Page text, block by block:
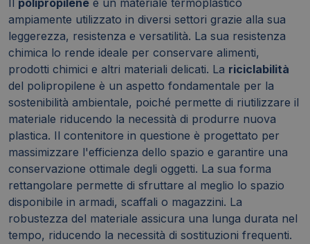
ampiamente utilizzato in diversi settori grazie alla sua
leggerezza, resistenza e versatilità. La sua resistenza
chimica lo rende ideale per conservare alimenti,
prodotti chimici e altri materiali delicati. La riciclabilità
del polipropilene è un aspetto fondamentale per la
sostenibilità ambientale, poiché permette di riutilizzare il
materiale riducendo la necessità di produrre nuova
plastica. Il contenitore in questione è progettato per
massimizzare l'efficienza dello spazio e garantire una
conservazione ottimale degli oggetti. La sua forma
rettangolare permette di sfruttare al meglio lo spazio
disponibile in armadi, scaffali o magazzini. La
robustezza del materiale assicura una lunga durata nel
tempo, riducendo la necessità di sostituzioni frequenti.